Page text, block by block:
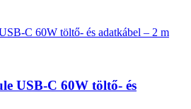
USB-C 60W töltő- és